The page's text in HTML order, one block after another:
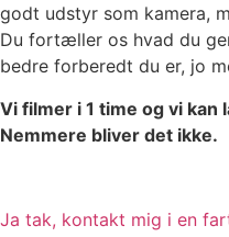
godt udstyr som kamera,
Du fortæller os hvad du
bedre forberedt du er, jo
Vi filmer i 1 time og vi
Nemmere bliver det ikke.
Ja tak, kontakt mig i en